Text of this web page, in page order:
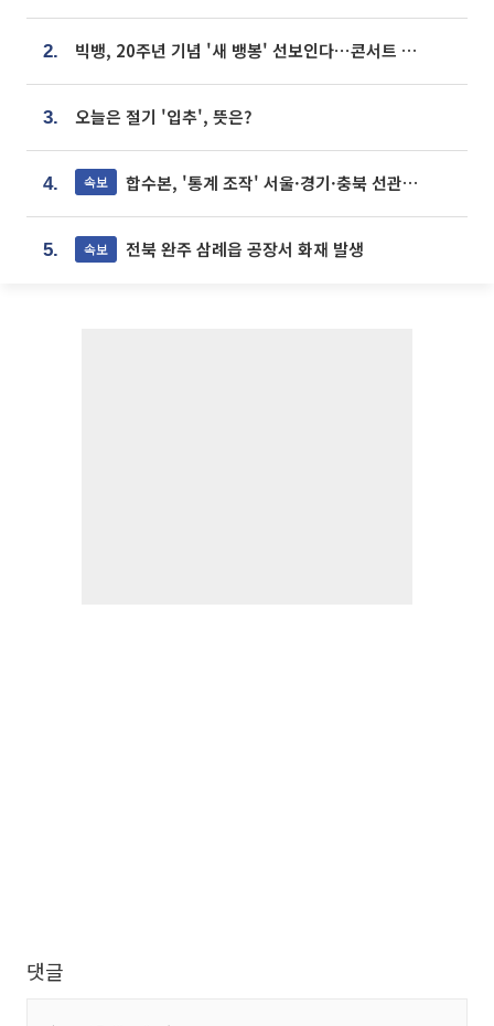
2. 빅뱅, 20주년 기념 '새 뱅봉' 선보인다⋯콘서트 앞두고 팝업 개최
3. 오늘은 절기 '입추', 뜻은?
4. 속보 합수본, '통계 조작' 서울·경기·충북 선관위 등 추가 압수수색
5. 속보 전북 완주 삼례읍 공장서 화재 발생
댓글